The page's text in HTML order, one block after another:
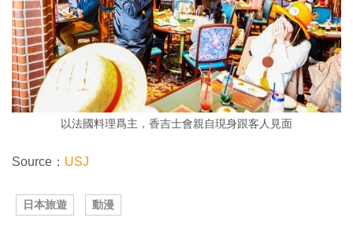
以法國料理爲主，香吉士會親自現身跟客人見面
Source： USJ
日本旅遊 動漫